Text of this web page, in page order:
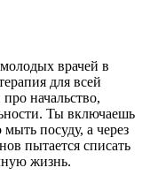
врачей в
для всей
начальство,
Ты включаешь
посуду, а через
пытается списать
жизнь.